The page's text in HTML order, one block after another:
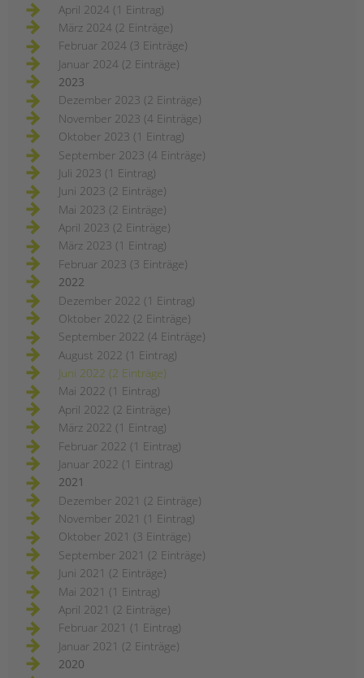
April 2024 (1 Eintrag)
März 2024 (2 Einträge)
Februar 2024 (3 Einträge)
Januar 2024 (2 Einträge)
2023
Dezember 2023 (2 Einträge)
November 2023 (4 Einträge)
Oktober 2023 (1 Eintrag)
September 2023 (4 Einträge)
Juli 2023 (1 Eintrag)
Juni 2023 (2 Einträge)
Mai 2023 (2 Einträge)
April 2023 (2 Einträge)
März 2023 (1 Eintrag)
Februar 2023 (3 Einträge)
2022
Dezember 2022 (1 Eintrag)
Oktober 2022 (2 Einträge)
September 2022 (4 Einträge)
August 2022 (1 Eintrag)
Juni 2022 (2 Einträge)
Mai 2022 (1 Eintrag)
April 2022 (2 Einträge)
März 2022 (1 Eintrag)
Februar 2022 (1 Eintrag)
Januar 2022 (1 Eintrag)
2021
Dezember 2021 (2 Einträge)
November 2021 (1 Eintrag)
Oktober 2021 (3 Einträge)
September 2021 (2 Einträge)
Juni 2021 (2 Einträge)
Mai 2021 (1 Eintrag)
April 2021 (2 Einträge)
Februar 2021 (1 Eintrag)
Januar 2021 (2 Einträge)
2020